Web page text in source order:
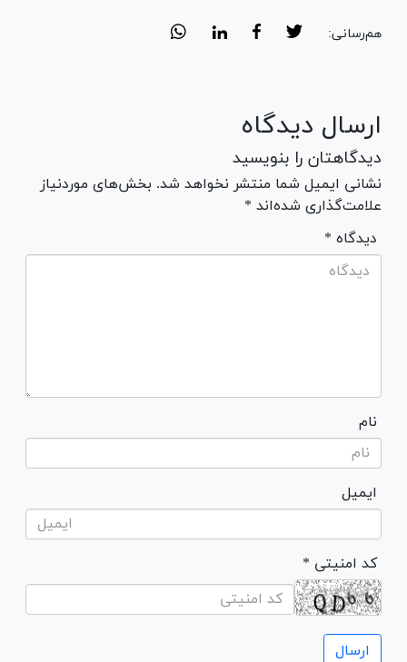
هم‌رسانی:
ارسال دیدگاه
دیدگاهتان را بنویسید
نشانی ایمیل شما منتشر نخواهد شد. بخش‌های موردنیاز
علامت‌گذاری شده‌اند *
* دیدگاه
نام
ایمیل
* کد امنیتی